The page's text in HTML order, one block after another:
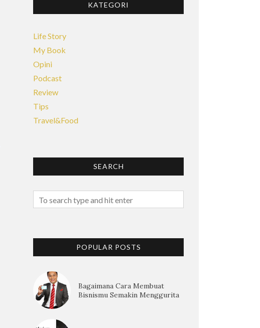
KATEGORI
Life Story
My Book
Opini
Podcast
Review
Tips
Travel&Food
SEARCH
POPULAR POSTS
Bagaimana Cara Membuat
Bisnismu Semakin Menggurita